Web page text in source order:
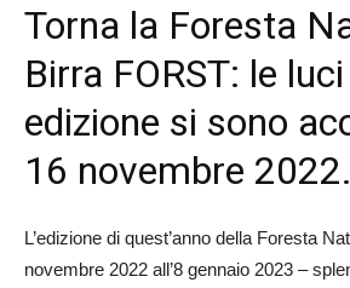
Torna la Foresta
Birra FORST: le
edizione si sono
16 novembre 2022.
L’edizione di quest’anno della Foresta
novembre 2022 all’8 gennaio 2023 –